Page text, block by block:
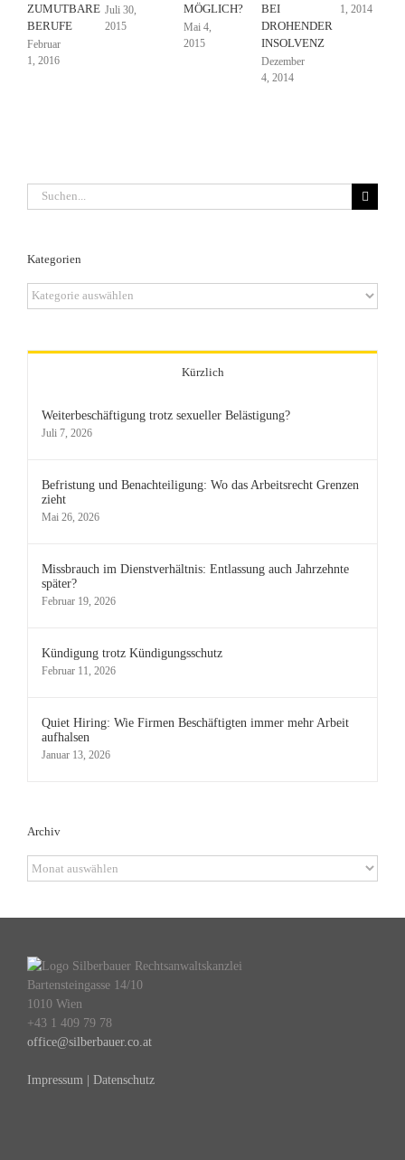
ZUMUTBARE
BERUFE
Februar
1, 2016
Juli 30,
2015
MÖGLICH?
Mai 4,
2015
BEI
DROHENDER
INSOLVENZ
Dezember
4, 2014
1, 2014
Suche
nach:
Kategorien
Kategorien
Kürzlich
Weiterbeschäftigung trotz sexueller Belästigung?
Juli 7, 2026
Befristung und Benachteiligung: Wo das Arbeitsrecht Grenzen
zieht
Mai 26, 2026
Missbrauch im Dienstverhältnis: Entlassung auch Jahrzehnte
später?
Februar 19, 2026
Kündigung trotz Kündigungsschutz
Februar 11, 2026
Quiet Hiring: Wie Firmen Beschäftigten immer mehr Arbeit
aufhalsen
Januar 13, 2026
Archiv
Archiv
Bartensteingasse 14/10
1010 Wien
+43 1 409 79 78
office@silberbauer.co.at
Impressum | Datenschutz